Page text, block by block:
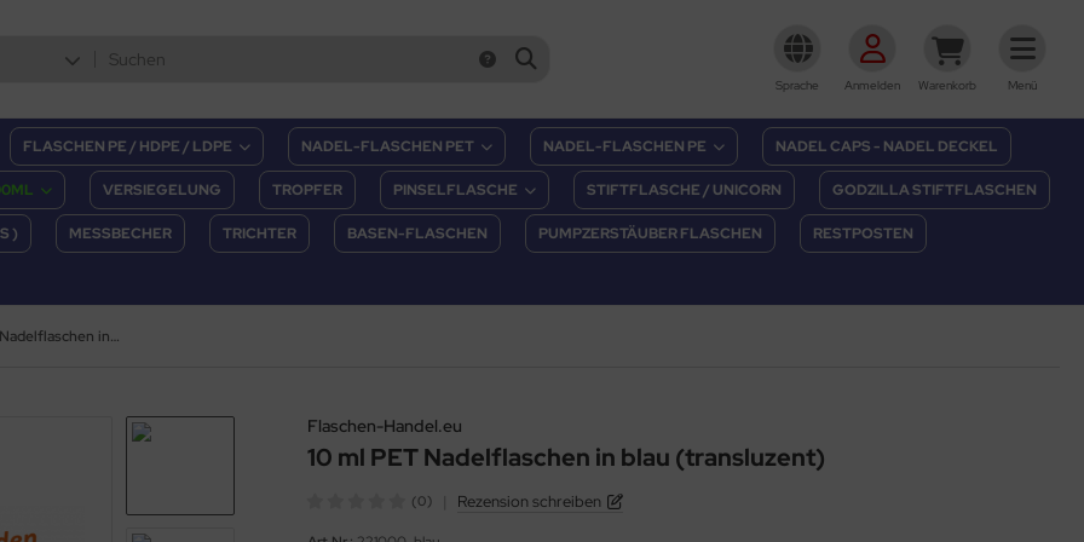
Sprache Anmelden Warenkorb Menü
FLASCHEN PE / HDPE / LDPE NADEL-FLASCHEN PET NADEL-FLASCHEN PE NADEL CAPS - NADEL DECKEL
VERSIEGELUNG TROPFER PINSELFLASCHE STIFTFLASCHE / UNICORN GODZILLA STIFTFLASCHEN
) MESSBECHER TRICHTER BASEN-FLASCHEN PUMPZERSTÄUBER FLASCHEN RESTPOSTEN
10 ml PET Nadelflaschen in blau (transluzent)
Flaschen-Handel.eu
10 ml PET Nadelflaschen in blau (transluzent)
(0) Rezension schreiben